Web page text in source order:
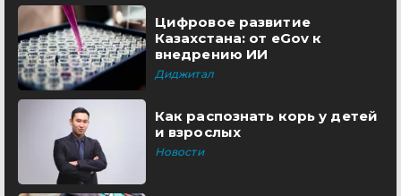
Цифровое развитие
Казахстана: от eGov к
внедрению ИИ
Диджитал
Как распознать корь у детей
и взрослых
Новости